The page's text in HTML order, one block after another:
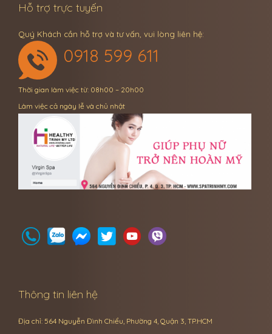
Hỗ trợ trực tuyến
Quý Khách cần hỗ trợ và tư vấn, vui lòng liên hệ:
0918 599 611
Thời gian làm việc từ: 08h00 – 20h00
Làm việc cả ngày lễ và chủ nhật
Thông tin liên hệ
Địa chỉ: 564 Nguyễn Đình Chiểu, Phường 4, Quận 3, TP.HCM